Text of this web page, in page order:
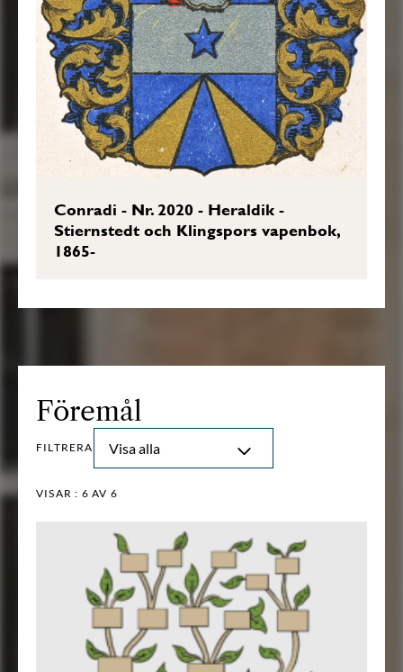
Conradi - Nr. 2020 - Heraldik -
Stiernstedt och Klingspors vapenbok,
1865-
Föremål
FILTRERA Visa alla
VISAR : 6 AV 6